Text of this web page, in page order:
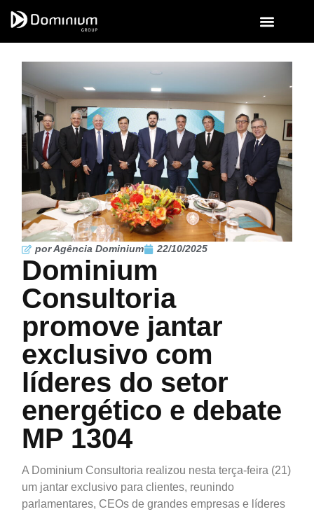
por Agência Dominium 22/10/2025
Dominium
Consultoria
promove jantar
exclusivo com
líderes do setor
energético e debate
MP 1304
A Dominium Consultoria realizou nesta terça-feira (21)
um jantar exclusivo para clientes, reunindo
parlamentares, CEOs de grandes empresas e líderes